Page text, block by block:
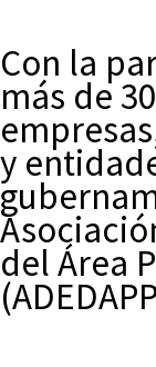
Con la
más de 30
y
del Área